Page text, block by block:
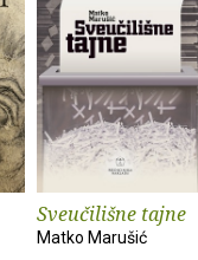
Sveučilišne tajne
Matko Marušić